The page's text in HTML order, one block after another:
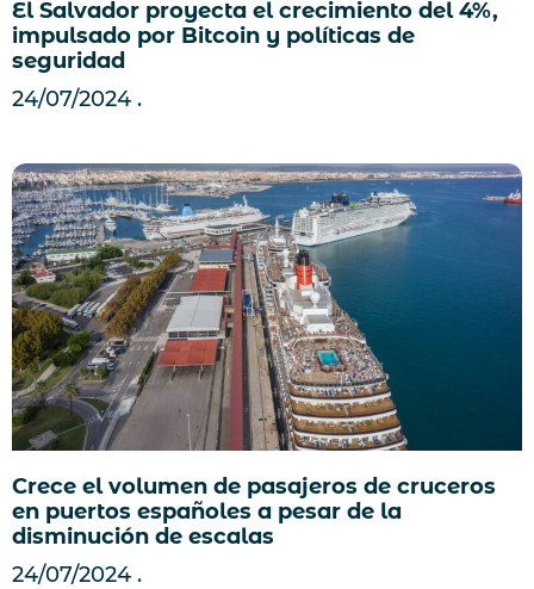
El Salvador proyecta el crecimiento del 4%,
impulsado por Bitcoin y políticas de
seguridad
24/07/2024
Crece el volumen de pasajeros de cruceros
en puertos españoles a pesar de la
disminución de escalas
24/07/2024